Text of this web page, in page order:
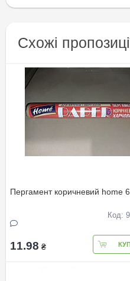
Схожі
Пергамент коричневий home
Код:
11.98 ₴